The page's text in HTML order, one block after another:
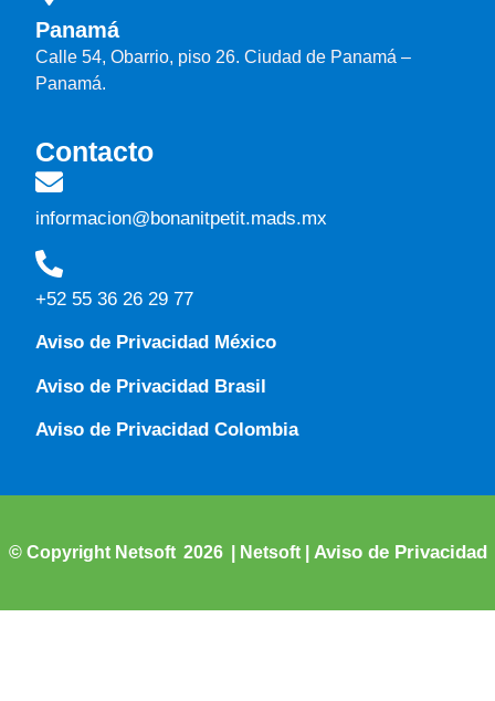
Panamá
Calle 54, Obarrio, piso 26. Ciudad de Panamá –
Panamá.
Contacto
informacion@bonanitpetit.mads.mx
+52 55 36 26 29 77
Aviso de Privacidad México
Aviso de Privacidad Brasil
Aviso de Privacidad Colombia
© Copyright Netsoft 2026 | Netsoft Aviso de Privacidad